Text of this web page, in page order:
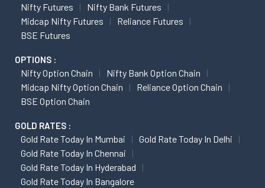
Nifty Futures
Nifty Bank Futures
Midcap Nifty Futures
Reliance Futures
BSE Futures
OPTIONS :
Nifty Option Chain
Nifty Bank Option Chain
Midcap Nifty Option Chain
Reliance Option Chain
BSE Option Chain
GOLD RATES :
Gold Rate Today In Mumbai
Gold Rate Today In Delhi
Gold Rate Today In Chennai
Gold Rate Today In Hyderabad
Gold Rate Today In Bangalore